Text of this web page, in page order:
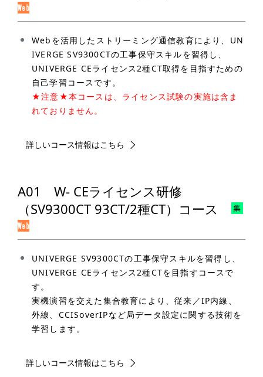
Webを活用したストリーミング通信教育により、UN
IVERGE SV9300CTの工事保守スキルを習得し、
UNIVERGE CEライセンス2種CT取得を目指すための
自己学習コースです。
★注意★本コースは、ライセンス試験の実施は含ま
れておりません。
詳しいコース情報はこちら
A01 W- CEライセンス研修
（SV9300CT 93CT/2種CT）コース
UNIVERGE SV9300CTの工事保守スキルを習得し、
UNIVERGE CEライセンス2種CTを目指すコースで
す。
実機演習を交えた集合教育により、従来／IP内線、
外線、CCISoverIPなど局データ設定に関する技術を
学習します。
詳しいコース情報はこちら